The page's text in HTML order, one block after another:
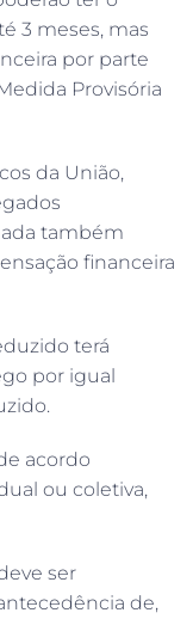
3 meses, mas
por parte
Provisória
da União,
também
financeira
terá
por igual
acordo
ou coletiva,
ser
de,